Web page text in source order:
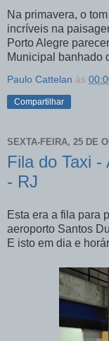
Na primavera, o
incríveis na
Porto Alegre
Municipal banhado
Paulo Cattelan às
Compartilhar
SEXTA-FEIRA, 25 DE
Fila do Taxi
- RJ
Esta era a fila para
aeroporto Santos
E isto em dia e